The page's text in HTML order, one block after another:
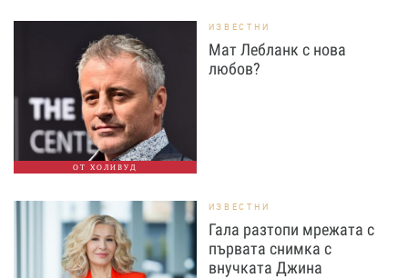
ОТ ХОЛИВУД
ИЗВЕСТНИ
Мат Лебланк с нова
любов?
ИЗВЕСТНИ
Гала разтопи мрежата с
първата снимка с
внучката Джина